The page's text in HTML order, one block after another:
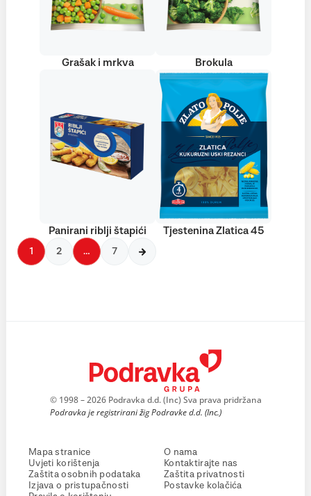
Grašak i mrkva Brokula
Panirani riblji štapići Tjestenina Zlatica 45
1 2 … 7
© 1998 – 2026 Podravka d.d. (Inc) Sva prava pridržana
Podravka je registrirani žig Podravke d.d. (Inc.)
Mapa stranice
Uvjeti korištenja
Zaštita osobnih podataka
Izjava o pristupačnosti
O nama
Kontaktirajte nas
Zaštita privatnosti
Postavke kolačića